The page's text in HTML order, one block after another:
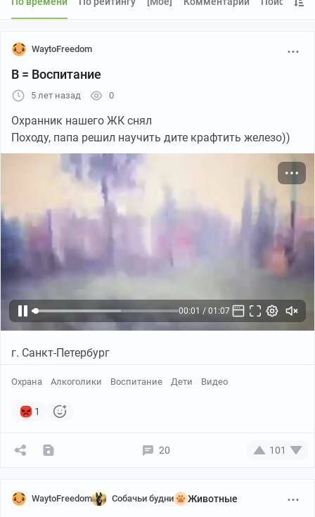
WaytoFreedom
В = Воспитание
5 лет назад 0
Охранник нашего ЖК снял
Походу, папа решил научить дите крафтить железо))
00:02 / 01:07
г. Санкт-Петербург
Охрана Алкоголики Воспитание Дети Видео
1
20 101
WaytoFreedom Собачьи будни Животные